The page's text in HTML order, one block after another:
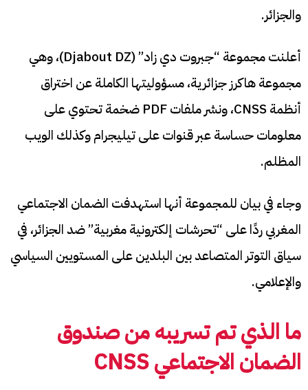
والجزائر.
أعلنت مجموعة “جبروت دي زاد” (Djabout DZ)، وهي
مجموعة هاكرز جزائرية، مسؤوليتها الكاملة عن اختراق
أنظمة CNSS، ونشر ملفات PDF ضخمة تحتوي على
معلومات حساسة عبر قنوات على تيليجرام وكذلك الويب
المظلم.
وجاء في بيان للمجموعة أنها استهدفت الضمان الاجتماعي
المغربي ردًا على “تحرشات إلكترونية مغربية” ضد الجزائر، في
سياق التوتر المتصاعد بين البلدين على المستويين السياسي
والإعلامي.
ما الذي تم تسريبه من صندوق
الضمان الاجتماعي CNSS